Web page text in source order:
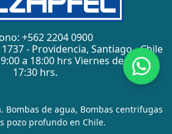
+562 2204 0900
- Providencia, Santiago - Chile
a 18:00 hrs Viernes de 9:00 a
17:30 hrs.
Bombas de agua, Bombas centrifugas
pozo profundo en Chile.